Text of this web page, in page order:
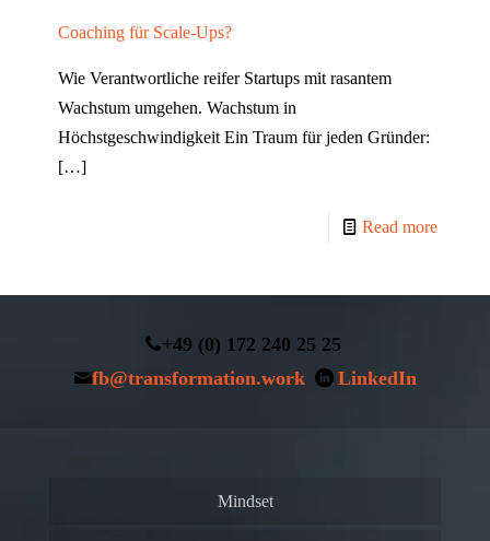
Coaching für Scale-Ups?
Wie Verantwortliche reifer Startups mit rasantem
Wachstum umgehen. Wachstum in
Höchstgeschwindigkeit Ein Traum für jeden Gründer:
[…]
Read more
+49 (0) 172 240 25 25
fb@transformation.work
LinkedIn
Mindset